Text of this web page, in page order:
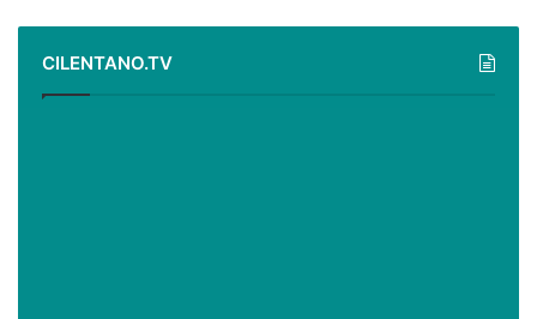
CILENTANO.TV